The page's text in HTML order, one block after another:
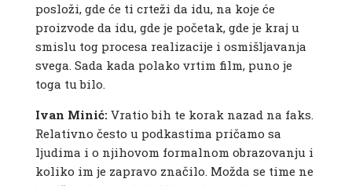
posloži, gde će ti crteži da idu, na koje će
proizvode da idu, gde je početak, gde je kraj u
smislu tog procesa realizacije i osmišljavanja
svega. Sada kada polako vrtim film, puno je
toga tu bilo.
Ivan Minić: Vratio bih te korak nazad na faks.
Relativno često u podkastima pričamo sa
ljudima i o njihovom formalnom obrazovanju i
koliko im je zapravo značilo. Možda se time ne